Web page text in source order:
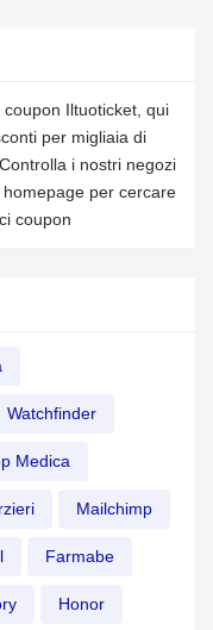
Iltuoticket, qui
per migliaia di
i nostri negozi
per cercare
coupon
Watchfinder
Medica
Mailchimp
Farmabe
Honor